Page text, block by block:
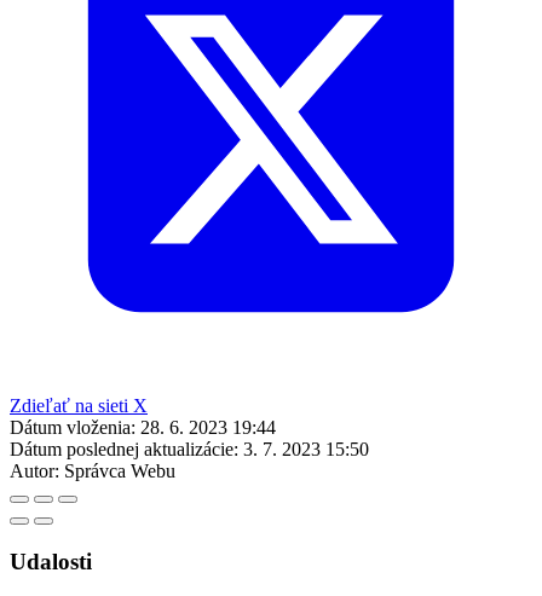
Zdieľať na sieti X
Dátum vloženia: 28. 6. 2023 19:44
Dátum poslednej aktualizácie: 3. 7. 2023 15:50
Autor: Správca Webu
Udalosti